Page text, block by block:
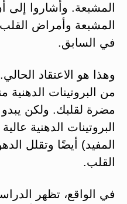
المشبعة. وأشاروا إلى
المشبعة وأمراض القلب
في السابق.
وهذا هو الاعتقاد
من البروتينات
مضرة لقلبك. ولكن يبدو
البروتينات الدهنية
المفيد) أيضًا وتقلل
القلب.
في الواقع، تظهر